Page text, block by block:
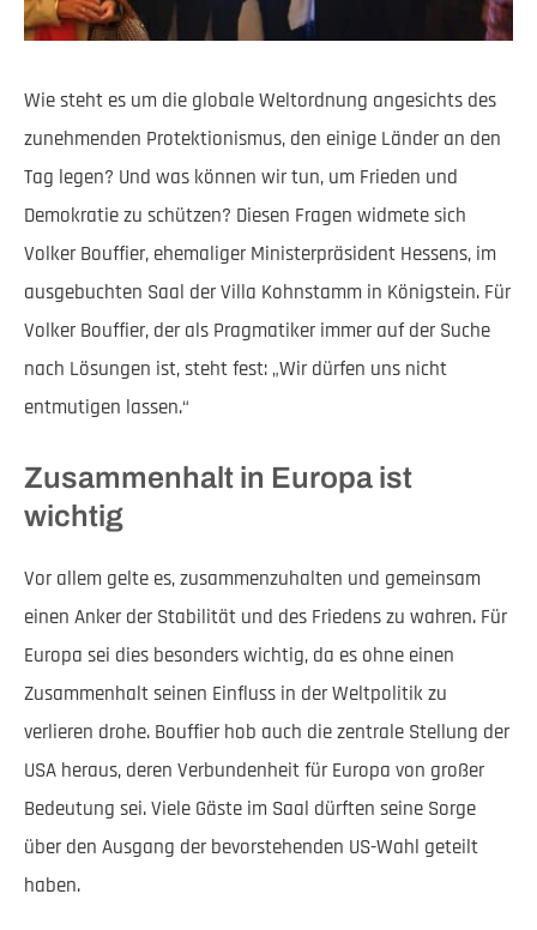
Wie steht es um die globale Weltordnung angesichts des
zunehmenden Protektionismus, den einige Länder an den
Tag legen? Und was können wir tun, um Frieden und
Demokratie zu schützen? Diesen Fragen widmete sich
Volker Bouffier, ehemaliger Ministerpräsident Hessens, im
ausgebuchten Saal der Villa Kohnstamm in Königstein. Für
Volker Bouffier, der als Pragmatiker immer auf der Suche
nach Lösungen ist, steht fest: „Wir dürfen uns nicht
entmutigen lassen.“
Zusammenhalt in Europa ist
wichtig
Vor allem gelte es, zusammenzuhalten und gemeinsam
einen Anker der Stabilität und des Friedens zu wahren. Für
Europa sei dies besonders wichtig, da es ohne einen
Zusammenhalt seinen Einfluss in der Weltpolitik zu
verlieren drohe. Bouffier hob auch die zentrale Stellung der
USA heraus, deren Verbundenheit für Europa von großer
Bedeutung sei. Viele Gäste im Saal dürften seine Sorge
über den Ausgang der bevorstehenden US-Wahl geteilt
haben.